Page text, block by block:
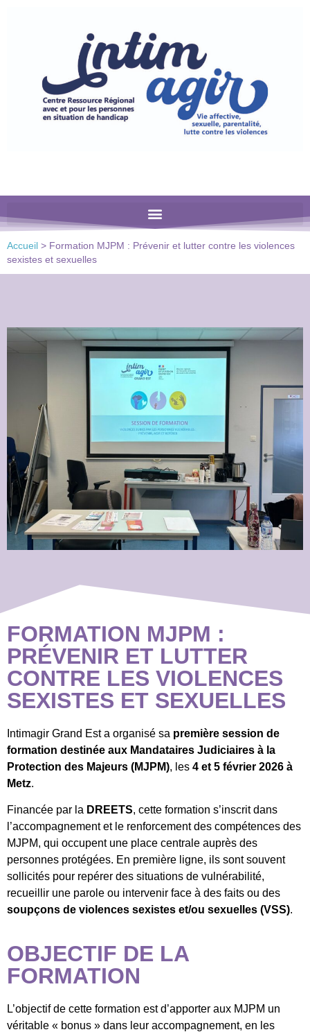
comprend
Accueil > Formation MJPM : Prévenir et lutter contre les violences
sexistes et sexuelles
FORMATION MJPM :
PRÉVENIR ET LUTTER
CONTRE LES VIOLENCES
SEXISTES ET SEXUELLES
Intimagir Grand Est a organisé sa première session de
formation destinée aux Mandataires Judiciaires à la
Protection des Majeurs (MJPM), les 4 et 5 février 2026 à
Metz.
Financée par la DREETS, cette formation s’inscrit dans
l’accompagnement et le renforcement des compétences des
MJPM, qui occupent une place centrale auprès des
personnes protégées. En première ligne, ils sont souvent
sollicités pour repérer des situations de vulnérabilité,
recueillir une parole ou intervenir face à des faits ou des
soupçons de violences sexistes et/ou sexuelles (VSS).
OBJECTIF DE LA
FORMATION
L’objectif de cette formation est d’apporter aux MJPM un
véritable « bonus » dans leur accompagnement, en les